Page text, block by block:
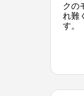
クの
れ難
す。